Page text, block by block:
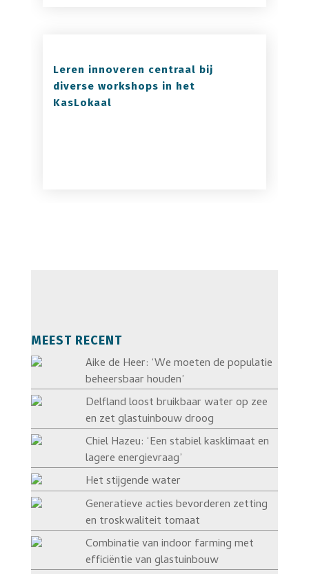
Leren innoveren centraal bij
diverse workshops in het
KasLokaal
MEEST RECENT
Aike de Heer: ‘We moeten de populatie
beheersbaar houden’
Delfland loost bruikbaar water op zee
en zet glastuinbouw droog
Chiel Hazeu: ‘Een stabiel kasklimaat en
lagere energievraag’
Het stijgende water
Generatieve acties bevorderen zetting
en troskwaliteit tomaat
Combinatie van indoor farming met
efficiëntie van glastuinbouw